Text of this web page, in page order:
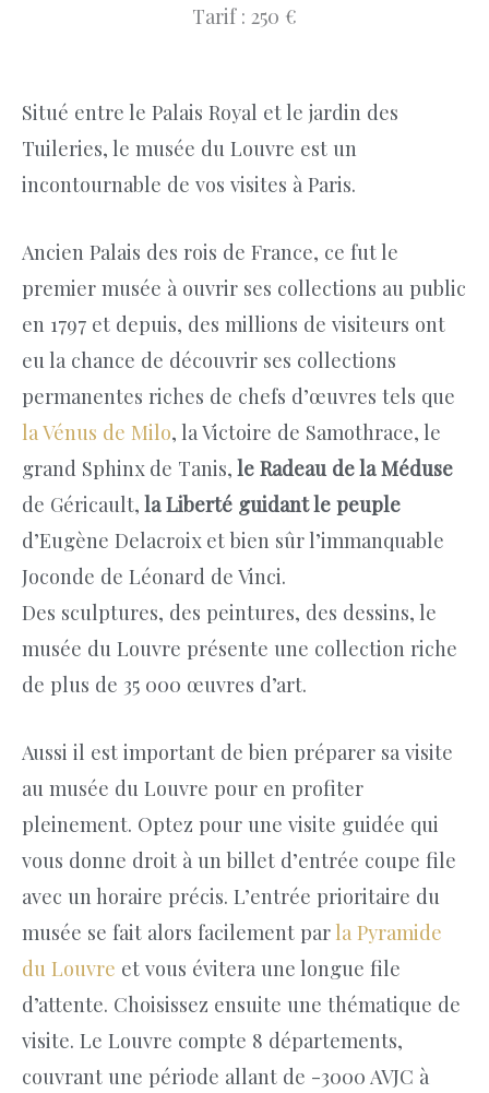
Tarif : 250 €
Situé entre le Palais Royal et le jardin des
Tuileries, le musée du Louvre est un
incontournable de vos visites à Paris.
Ancien Palais des rois de France, ce fut le
premier musée à ouvrir ses collections au public
en 1797 et depuis, des millions de visiteurs ont
eu la chance de découvrir ses collections
permanentes riches de chefs d’œuvres tels que
la Vénus de Milo, la Victoire de Samothrace, le
grand Sphinx de Tanis, le Radeau de la Méduse
de Géricault, la Liberté guidant le peuple
d’Eugène Delacroix et bien sûr l’immanquable
Joconde de Léonard de Vinci.
Des sculptures, des peintures, des dessins, le
musée du Louvre présente une collection riche
de plus de 35 000 œuvres d’art.
Aussi il est important de bien préparer sa visite
au musée du Louvre pour en profiter
pleinement. Optez pour une visite guidée qui
vous donne droit à un billet d’entrée coupe file
avec un horaire précis. L’entrée prioritaire du
musée se fait alors facilement par la Pyramide
du Louvre et vous évitera une longue file
d’attente. Choisissez ensuite une thématique de
visite. Le Louvre compte 8 départements,
couvrant une période allant de -3000 AVJC à